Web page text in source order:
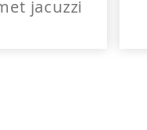
jacuzzi